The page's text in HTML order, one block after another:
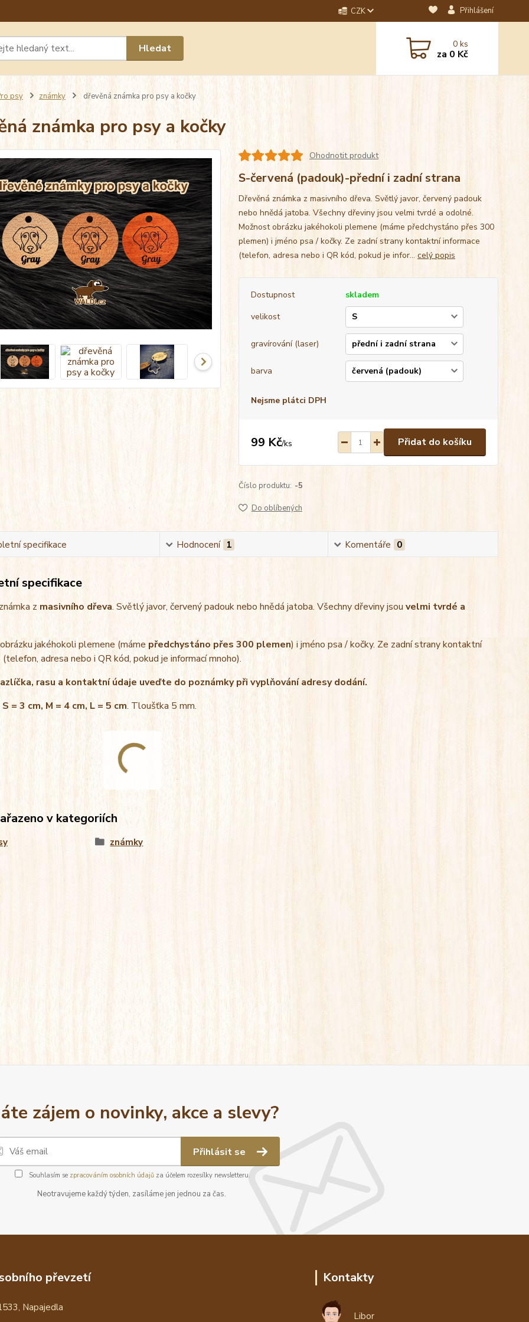
CZK Přihlášení
Hledat 0ks
za 0 Kč
psy známky dřevěná známka pro psy a kočky
známka pro psy a kočky
Ohodnotit produkt
S-červená (padouk)-přední i zadní strana
Dřevěná známka z masivního dřeva. Světlý javor, červený padouk
nebo hnědá jatoba. Všechny dřeviny jsou velmi tvrdé a odolné.
Možnost obrázku jakéhokoli plemene (máme předchystáno přes 300
plemen) i jméno psa / kočky. Ze zadní strany kontaktní informace
(telefon, adresa nebo i QR kód, pokud je infor... celý popis
Dostupnost
skladem
velikost
gravírování (laser)
barva
Nejsme plátci DPH
99 Kč/ks Přidat do košíku
Číslo produktu: -5
Do oblíbených
specifikace Hodnocení 1 Komentáře 0
specifikace
z masivního dřeva. Světlý javor, červený padouk nebo hnědá jatoba. Všechny dřeviny jsou velmi tvrdé a
jakéhokoli plemene (máme předchystáno přes 300 plemen) i jméno psa / kočky. Ze zadní strany kontaktní
(telefon, adresa nebo i QR kód, pokud je informací mnoho).
rasu a kontaktní údaje uveďte do poznámky při vyplňování adresy dodání.
= 3 cm, M = 4 cm, L = 5 cm. Tloušťka 5 mm.
v kategoriích
známky
zájem o novinky, akce a slevy?
Přihlásit se
Souhlasím se zpracováním osobních údajůza účelem rozesílky newsletteru.
Neotravujeme každý týden, zasíláme jen jednou za čas.
převzetí
Napajedla
Kontakty
Libor